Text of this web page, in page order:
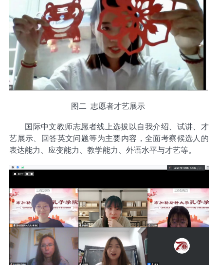
图二 志愿者才艺展示
国际中文教师志愿者线上选拔以自我介绍、试讲、才
艺展示、回答英文问题等为主要内容，全面考察候选人的
表达能力、应变能力、教学能力、外语水平与才艺等。